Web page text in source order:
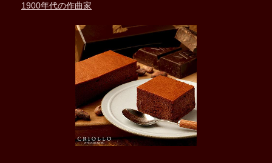
1900年代の作曲家